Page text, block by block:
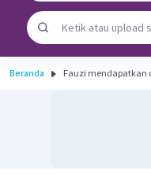
Beranda Fauzi mendapatkan